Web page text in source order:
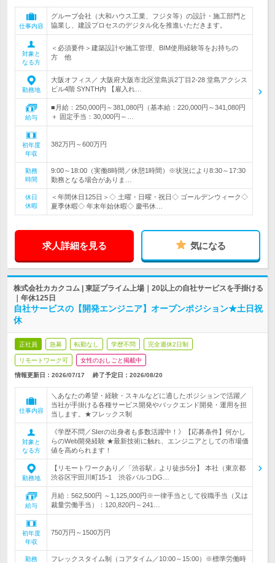
仕事内容
グループ会社（大和ハウス工業、フジタ等）の設計・施工部門と
協業し、建設プロセスのデジタル化を推進いただきます。
対象と
なる方
＜必須要件＞建築設計や施工管理、BIM使用経験等をお持ちの
方 他
勤務地
大阪オフィス／ 大阪府大阪市北区堂島浜2丁目2-28 堂島アクシス
ビル4階 SYNTH内 【雇入れ…
給与
■月給：250,000円～381,080円（基本給：220,000円～341,080円
＋ 固定手当：30,000円～…
初年度
年収
382万円～600万円
勤務
時間
9:00～18:00（実働8時間／休憩1時間）※状況により8:30～17:30
勤務となる場合がありま…
休日
休暇
＜年間休日125日＞◇ 土曜・日曜・祝日◇ ゴールデンウィーク◇
夏季休暇◇ 年末年始休暇◇ 慶弔休…
求人詳細を見る 気になる
株式会社カカクコム | 東証プライム上場｜20以上の自社サービスを手掛ける
｜年休125日
自社サービスの【開発エンジニア】オープンポジション★土日祝
休
正社員 急募 転勤なし 学歴不問 完全週休2日制
リモートワーク可 女性のおしごと掲載中
情報更新日：2026/07/17 終了予定日： 2026/08/20
仕事内容
＼あなたの希望・経験・スキルなどに適したポジションで活躍／
当社が手掛ける各種サービス開発やバックエンド開発・運用を担
当します。★フレックス制
対象と
なる方
《学歴不問／SIerの出身者も多数活躍中！》【応募条件】何かし
らのWeb開発経験 ★最新技術に触れ、エンジニアとしての市場価
値を高められます！
勤務地
【リモートワークあり／「渋谷駅」より徒歩5分】 本社（東京都
渋谷区宇田川町15-1 渋谷パルコDG…
給与
月給：562,500円 ～1,125,000円※一律手当として役職手当（又は
裁量労働手当）：120,820円～241…
初年度
年収
750万円～1500万円
勤務
フレックスタイム制（コアタイム／10:00～15:00）※標準労働時